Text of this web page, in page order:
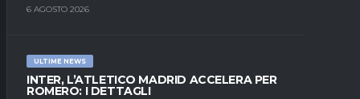
6 AGOSTO 2026
ULTIME NEWS
INTER, L’ATLETICO MADRID ACCELERA PER
ROMERO: I DETTAGLI